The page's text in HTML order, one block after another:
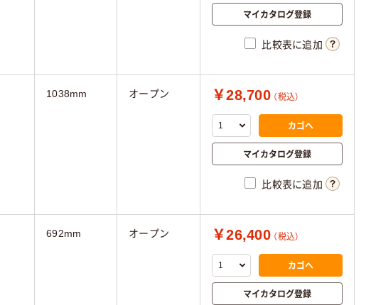
マイカタログ登録
比較表に追加
1038mm オープン ￥28,700 （税込）
カゴへ
マイカタログ登録
比較表に追加
692mm オープン ￥26,400 （税込）
カゴへ
マイカタログ登録